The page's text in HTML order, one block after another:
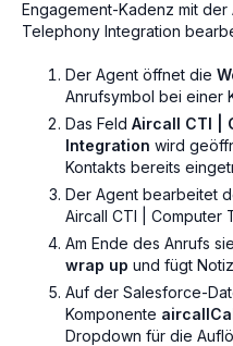
Engagement-Kadenz mit
Telephony Integration
Der Agent öffnet die
Anrufsymbol bei einer
Das Feld Aircall CTI |
Integration wird
Kontakts bereits
Der Agent bearbeitet
Aircall CTI | Computer
Am Ende des Anrufs
wrap up und fügt
Auf der Salesforce-
Komponente
Dropdown für die